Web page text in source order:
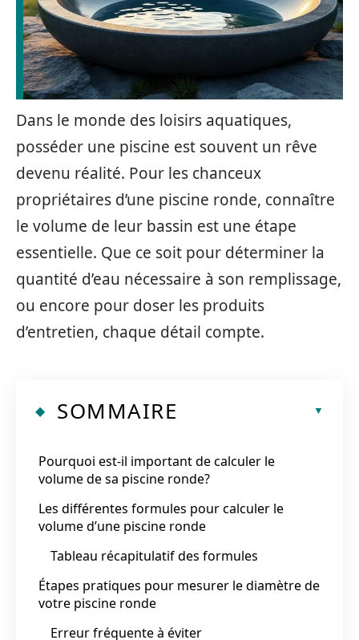
Dans le monde des loisirs aquatiques,
posséder une piscine est souvent un rêve
devenu réalité. Pour les chanceux
propriétaires d’une piscine ronde, connaître
le volume de leur bassin est une étape
essentielle. Que ce soit pour déterminer la
quantité d’eau nécessaire à son remplissage,
ou encore pour doser les produits
d’entretien, chaque détail compte.
SOMMAIRE
Pourquoi est-il important de calculer le
volume de sa piscine ronde?
Les différentes formules pour calculer le
volume d’une piscine ronde
Tableau récapitulatif des formules
Étapes pratiques pour mesurer le diamètre de
votre piscine ronde
Erreur fréquente à éviter